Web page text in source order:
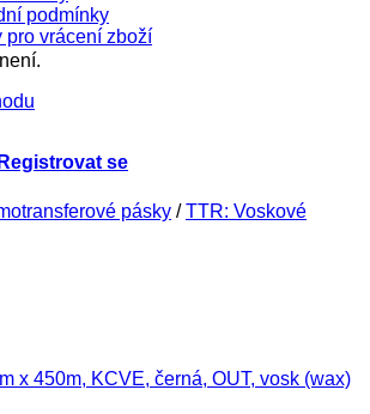
podmínky
pro vrácení zboží
se
pásky / TTR: Voskové